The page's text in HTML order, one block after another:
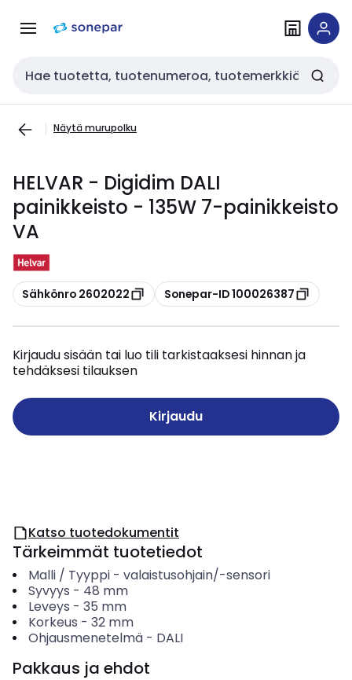
navigointiinsisältöön
Haku
Näytä murupolku
HELVAR - Digidim DALI
painikkeisto - 135W 7-painikkeisto
VA
Kopioi
Sähkönro 2602022 Kopioi
Sonepar-ID 100026387
Kirjaudu sisään tai luo tili tarkistaaksesi hinnan ja
tehdäksesi tilauksen
Kirjaudu
Katso tuotedokumentit
Tärkeimmät tuotetiedot
Malli / Tyyppi- valaistusohjain/-sensori
Syvyys - 48 mm
Leveys - 35 mm
Korkeus - 32 mm
Ohjausmenetelmä- DALI
Pakkaus ja ehdot